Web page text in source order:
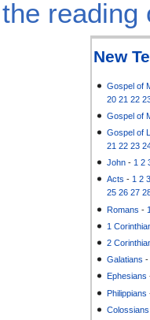
the reading
New
Gospel of
20 21 22
Gospel of
Gospel of
21 22 23
John - 1 2
Acts - 1 2
25 26 27
Romans -
1
2
Galatians
Ephesians
Philippians
Colossians